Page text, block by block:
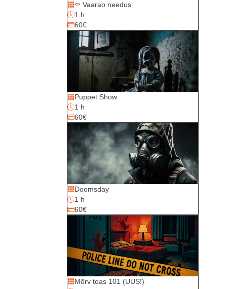
⚰️ Vaarao needus
1 h
60€
Puppet Show
1 h
60€
Doomsday
1 h
60€
Mõrv toas 101 (UUS!)